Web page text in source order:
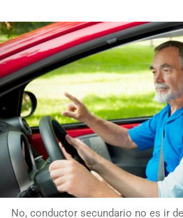
No, conductor secundario no es ir